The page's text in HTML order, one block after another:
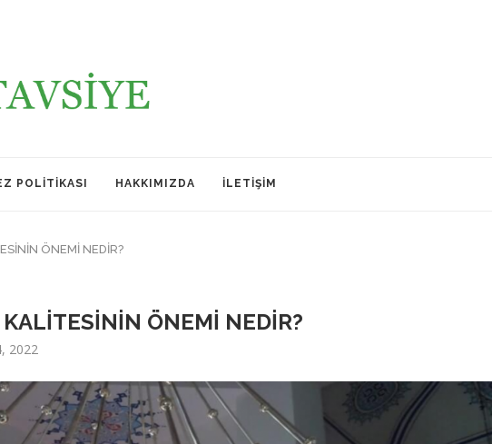
POLITIKASI HAKKIMIZDA İLETIŞIM
ÖNEMİ NEDİR?
ÖNEMİ NEDİR?
2022